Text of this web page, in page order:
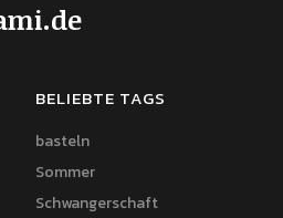
BELIEBTE TAGS
basteln
Sommer
Schwangerschaft